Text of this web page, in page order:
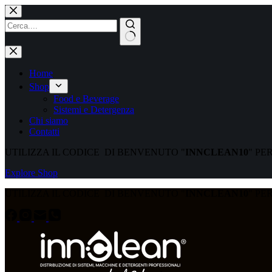
Home
Shop
Food e Beverage
Sistemi e Detergenza
Chi siamo
Contatti
UTILIZZA IL CODICE DI BENVENUTO " INNCLEAN10"
Explore Shop